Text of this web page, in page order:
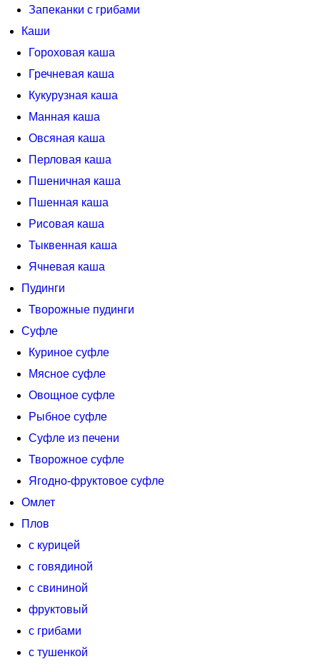
Запеканки с грибами
Каши
Гороховая каша
Гречневая каша
Кукурузная каша
Манная каша
Овсяная каша
Перловая каша
Пшеничная каша
Пшенная каша
Рисовая каша
Тыквенная каша
Ячневая каша
Пудинги
Творожные пудинги
Суфле
Куриное суфле
Мясное суфле
Овощное суфле
Рыбное суфле
Суфле из печени
Творожное суфле
Ягодно-фруктовое суфле
Омлет
Плов
с курицей
с говядиной
с свининой
фруктовый
с грибами
с тушенкой